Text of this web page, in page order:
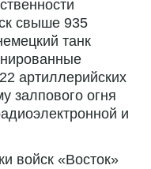
свыше 935
танк
артиллерийских
залпового огня
и
войск «Восток»